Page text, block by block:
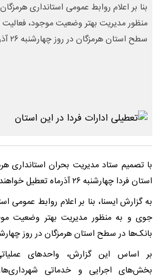
بنا بر اعلام روابط عمومی استانداری
منظور مدیریت بهتر وضعیت موجود، فعالیت
سطح استان هرمزگان در روز چهارشنبه ۲۶ آذرماه متوقف می‌شود.
با تصمیم ستاد مدیریت بحران استانداری
استان فردا چهارشنبه ۲۶ آذرماه تعطیل خواهند بود.
به گزارش ایسنا، بنا بر اعلام روابط عمومی
جوی و به منظور مدیریت بهتر وضعیت
بانک‌ها در سطح استان هرمزگان در روز چهارشنبه ۲۶ آذرماه متوقف
بر اساس این گزارش، واحدهای
بخش‌های اجرایی و خدماتی